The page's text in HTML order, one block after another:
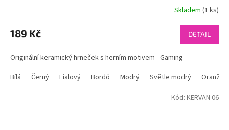
Skladem (1 ks)
189 Kč DETAIL
Originální keramický hrneček s herním motivem - Gaming
Bílá
Černý Fialový Bordó Modrý Světle modrý
Kód: KERVAN 06